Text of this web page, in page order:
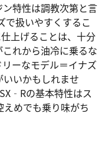
ン特性は調教次第と言
で扱いやすくするこ
上げることは、十分
れから油冷に乗るな
ーなモデル＝イナズ
いかもしれませ
の基本特性はス
めでも乗り味がち